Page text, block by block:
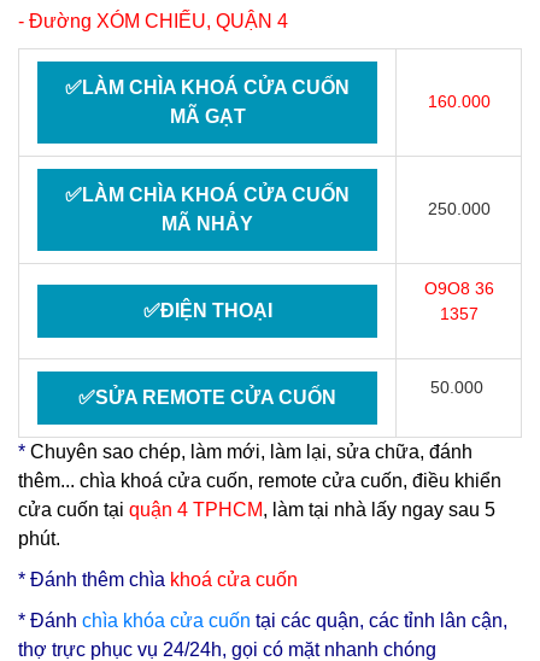
- Đường XÓM CHIẾU, QUẬN 4
✅LÀM CHÌA KHOÁ CỬA CUỐN
MÃ GẠT
160.000
✅LÀM CHÌA KHOÁ CỬA CUỐN
MÃ NHẢY
250.000
✅ĐIỆN THOẠI
O9O8 36
1357
✅SỬA REMOTE CỬA CUỐN 50.000
* Chuyên sao chép, làm mới, làm lại, sửa chữa, đánh
thêm... chìa khoá cửa cuốn, remote cửa cuốn, điều khiển
cửa cuốn tại quận 4 TPHCM, làm tại nhà lấy ngay sau 5
phút.
* Đánh thêm chìa khoá cửa cuốn
* Đánh chìa khóa cửa cuốn tại các quận, các tỉnh lân cận,
thợ trực phục vụ 24/24h, gọi có mặt nhanh chóng